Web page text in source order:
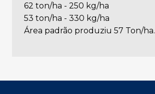
62 ton/ha - 250 kg/ha
53 ton/ha - 330 kg/ha
Área padrão produziu 57 Ton/ha.